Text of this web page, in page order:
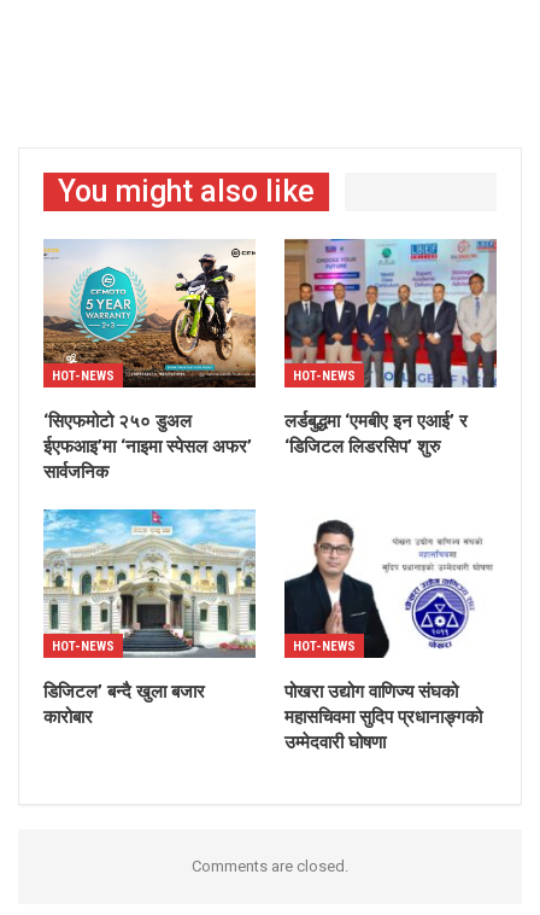
You might also like
HOT-NEWS
‘सिएफमोटो २५० डुअल
ईएफआइ’मा ‘नाइमा स्पेसल अफर’
सार्वजनिक
HOT-NEWS
लर्डबुद्धमा ‘एमबीए इन एआई’ र
‘डिजिटल लिडरसिप’ शुरु
HOT-NEWS
डिजिटल’ बन्दै खुला बजार
कारोबार
HOT-NEWS
पोखरा उद्योग वाणिज्य संघको
महासचिवमा सुदिप प्रधानाङ्गको
उम्मेदवारी घोषणा
Comments are closed.